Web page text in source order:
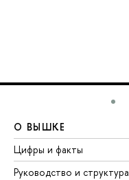
О ВЫШКЕ
Цифры и факты
Руководство и структура